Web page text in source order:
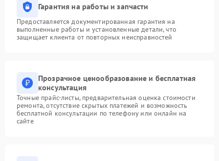
Гарантия на работы и запчасти
Предоставляется документированная гарантия на
выполненные работы и установленные детали, что
защищает клиента от повторных неисправностей
Прозрачное ценообразование и бесплатная
консультация
Точные прайс-листы, предварительная оценка стоимости
ремонта, отсутствие скрытых платежей и возможность
бесплатной консультации по телефону или онлайн на
сайте